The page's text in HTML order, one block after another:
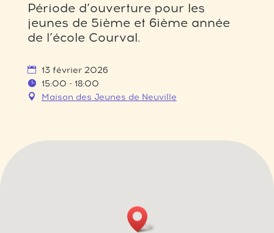
Période d’ouverture pour les
jeunes de 5ième et 6ième année
de l’école Courval.
13 février 2026
15:00 - 18:00
Maison des Jeunes de Neuville